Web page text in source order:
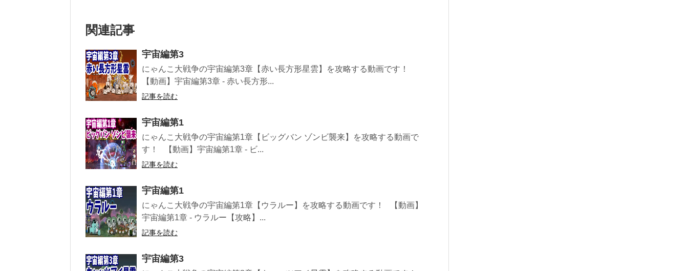
関連記事
宇宙編第3
にゃんこ大戦争の宇宙編第3章【赤い長方形星雲】を攻略する動画です！
【動画】宇宙編第3章 - 赤い長方形...
記事を読む
宇宙編第1
にゃんこ大戦争の宇宙編第1章【ビッグバン ゾンビ襲来】を攻略する動画で
す！ 【動画】宇宙編第1章 - ビ...
記事を読む
宇宙編第1
にゃんこ大戦争の宇宙編第1章【ウラルー】を攻略する動画です！ 【動画】
宇宙編第1章 - ウラルー【攻略】...
記事を読む
宇宙編第3